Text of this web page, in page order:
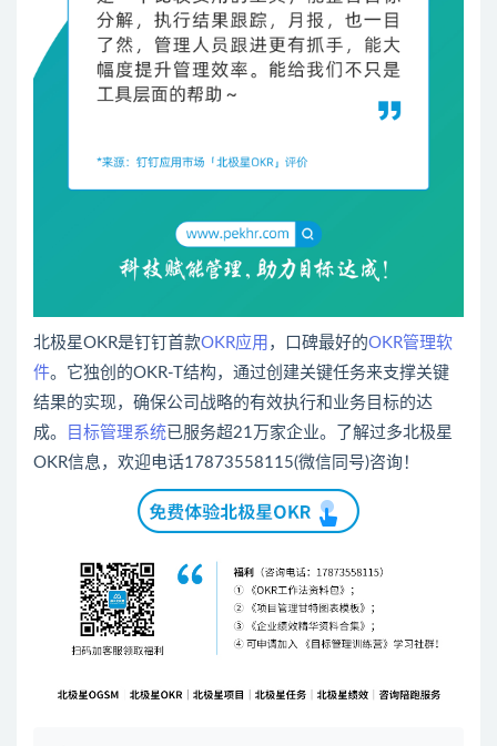
北极星OKR是钉钉首款OKR应用 ，口碑最好的OKR管理软
件。它独创的OKR-T结构，通过创建关键任务来支撑关键
结果的实现，确保公司战略的有效执行和业务目标的达
成。
目标管理系统已服务超21万家企业。了解过多北极星
OKR信息，欢迎电话17873558115(微信同号)咨询！